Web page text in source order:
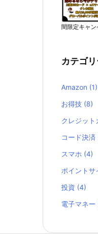
間限定キャ
カテゴ
Amazon (1)
お得技 (8)
クレジット
コード決済
スマホ (4)
ポイントサ
投資 (4)
電子マネー